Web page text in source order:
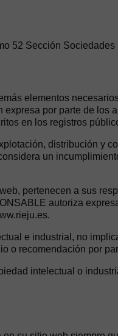
52 Sección Sociedades
elementos
por parte de los
en los registros
distribución y
un
pertenecen a sus
autoriza
e industrial, no
o recomendación por
intelectual o